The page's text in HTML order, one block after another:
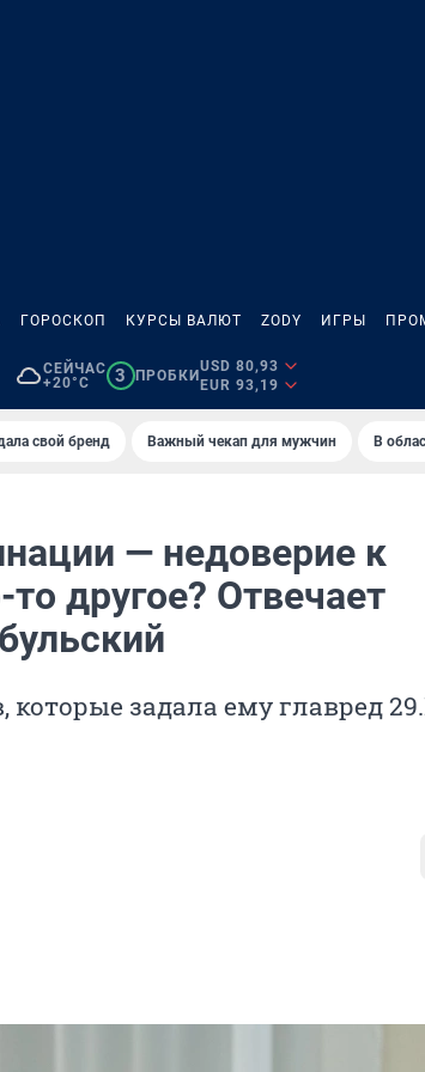
ГОРОСКОП КУРСЫ ВАЛЮТ ZODY ИГРЫ
СЕЙЧАС
+20°C
3 ПРОБКИ
USD 80,93
EUR 93,19
свой бренд Важный чекап для мужчин В
— недоверие к
другое? Отвечает
которые задала ему главред